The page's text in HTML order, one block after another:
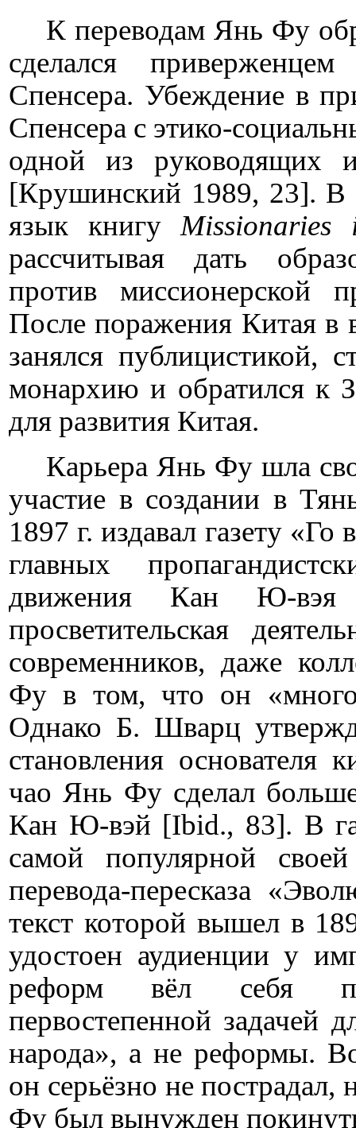
К переводам Янь Фу
сделался приверженцем
Спенсера. Убеждение в
Спенсера с этико-
одной из руководящих
[Крушинский 1989, 23]. В
язык книгу
рассчитывая дать
против миссионерской
После поражения Китая
занялся публицистикой,
монархию и обратился к
для развития Китая.
Карьера Янь Фу шла
участие в создании в
1897 г. издавал газету
главных
движения Кан Ю-
просветительская
современников, даже
Фу в том, что он «много
Однако Б. Шварц
становления основателя
чао Янь Фу сделал
Кан Ю-вэй [Ibid., 83]. В
самой популярной
перевода-пересказа
текст которой вышел в
удостоен аудиенции у
реформ вёл себя
первостепенной задачей
народа», а не реформы.
он серьёзно не пострадал,
Фу был вынужден